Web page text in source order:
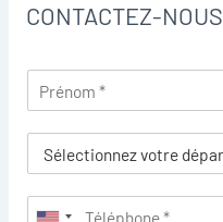
CONTACTEZ-NOUS